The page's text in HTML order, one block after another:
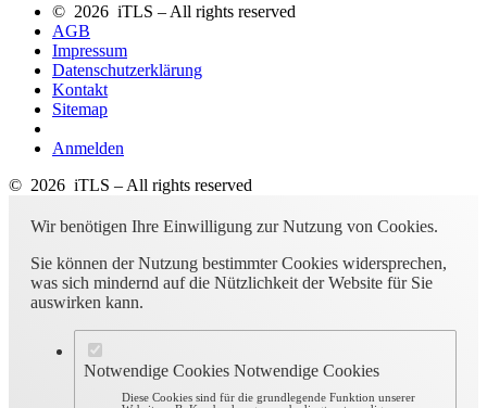
© 2026 iTLS – All rights reserved
AGB
Impressum
Datenschutzerklärung
Kontakt
Sitemap
Anmelden
© 2026 iTLS – All rights reserved
Wir benötigen Ihre Einwilligung zur Nutzung von Cookies.
Sie können der Nutzung bestimmter Cookies widersprechen,
was sich mindernd auf die Nützlichkeit der Website für Sie
auswirken kann.
Notwendige Cookies Notwendige Cookies
Diese Cookies sind für die grundlegende Funktion unserer